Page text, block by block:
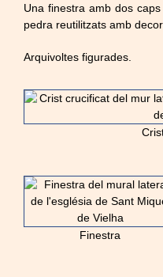
Una finestra amb dos
pedra reutilitzats amb
Arquivoltes figurades.
Finestra